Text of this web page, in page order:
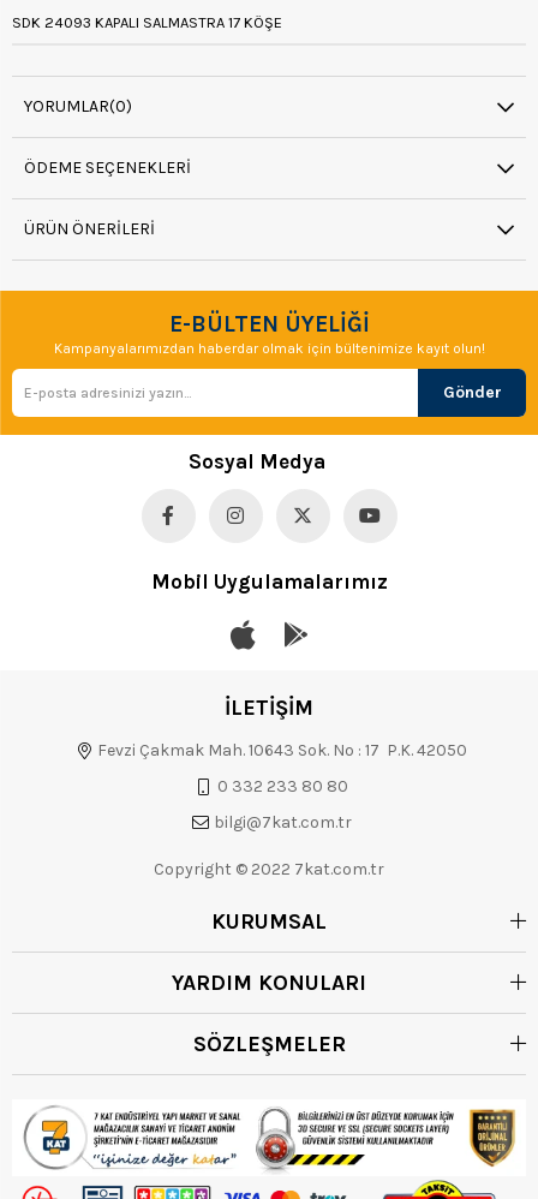
SDK 24093 KAPALI SALMASTRA 17 KÖŞE
YORUMLAR(0)
ÖDEME SEÇENEKLERI
ÜRÜN ÖNERILERI
E-BÜLTEN ÜYELİĞİ
Kampanyalarımızdan haberdar olmak için bültenimize kayıt olun!
Gönder
Sosyal Medya
Mobil Uygulamalarımız
İLETİŞİM
Fevzi Çakmak Mah. 10643 Sok. No : 17 P.K. 42050
0 332 233 80 80
bilgi@7kat.com.tr
Copyright © 2022 7kat.com.tr
KURUMSAL
YARDIM KONULARI
SÖZLEŞMELER